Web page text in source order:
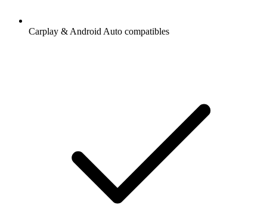
Carplay & Android Auto compatibles